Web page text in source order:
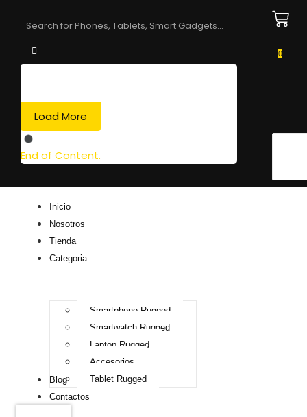
Load More
End of Content.
0
Inicio
Nosotros
Tienda
Categoria
Smartphone Rugged
Smartwatch Rugged
Laptop Rugged
Accesorios
Tablet Rugged
Blog
Contactos